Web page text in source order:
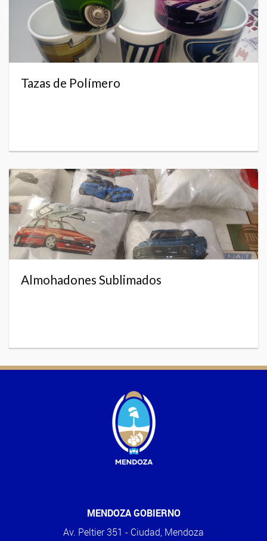
Tazas de Polímero
Almohadones Sublimados
MENDOZA GOBIERNO
Av. Peltier 351 - Ciudad, Mendoza